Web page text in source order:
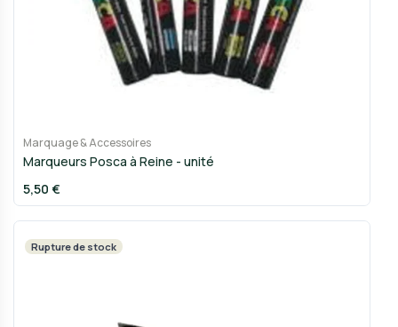
Marquage & Accessoires
Marqueurs Posca à Reine - unité
5,50 €
Rupture de stock